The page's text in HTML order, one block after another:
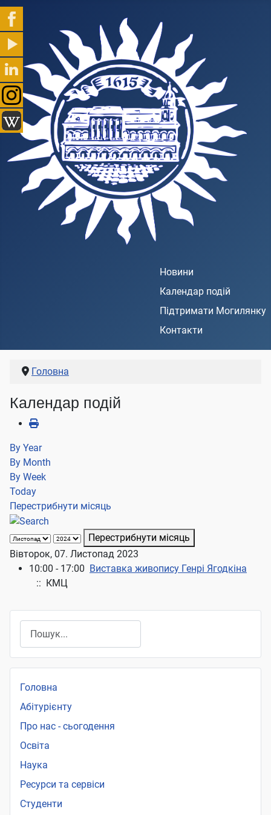
Новини
Календар подій
Підтримати Могилянку
Контакти
Головна
Календар подій
By Year
By Month
By Week
Today
Перестрибнути місяць
Перестрибнути місяць
Вівторок, 07. Листопад 2023
10:00 - 17:00 Виставка живопису Генрі Ягодкіна
:: КМЦ
Головна
Абітурієнту
Про нас - сьогодення
Освіта
Наука
Ресурси та сервіси
Студенти